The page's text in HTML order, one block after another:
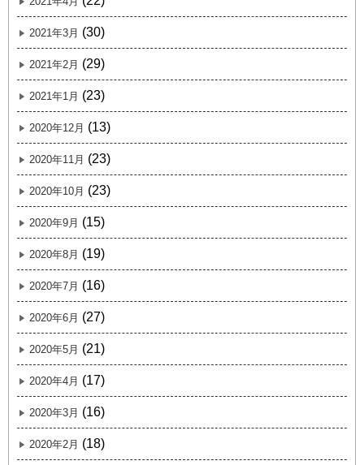
2021年3月 (30)
2021年2月 (29)
2021年1月 (23)
2020年12月 (13)
2020年11月 (23)
2020年10月 (23)
2020年9月 (15)
2020年8月 (19)
2020年7月 (16)
2020年6月 (27)
2020年5月 (21)
2020年4月 (17)
2020年3月 (16)
2020年2月 (18)